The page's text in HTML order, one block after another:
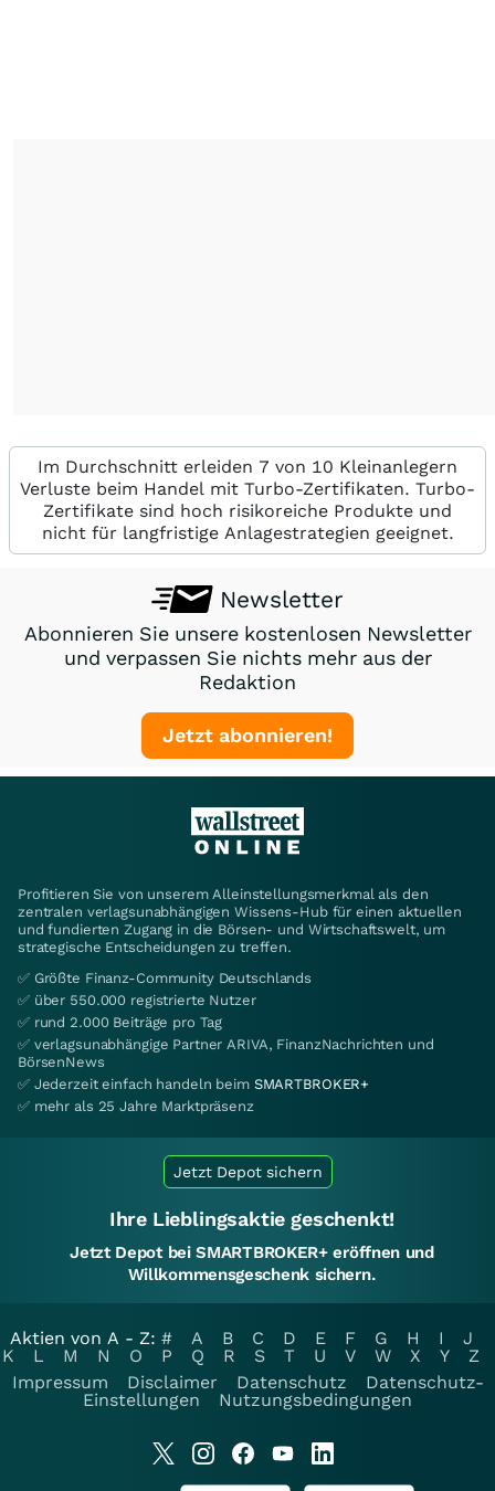
Im Durchschnitt erleiden 7 von 10 Kleinanlegern
Verluste beim Handel mit Turbo-Zertifikaten. Turbo-
Zertifikate sind hoch risikoreiche Produkte und
nicht für langfristige Anlagestrategien geeignet.
Newsletter
Abonnieren Sie unsere kostenlosen Newsletter
und verpassen Sie nichts mehr aus der
Redaktion
Jetzt abonnieren!
Profitieren Sie von unserem Alleinstellungsmerkmal als den
zentralen verlagsunabhängigen Wissens-Hub für einen aktuellen
und fundierten Zugang in die Börsen- und Wirtschaftswelt, um
strategische Entscheidungen zu treffen.
✅ Größte Finanz-Community Deutschlands
✅ über 550.000 registrierte Nutzer
✅ rund 2.000 Beiträge pro Tag
✅ verlagsunabhängige Partner ARIVA, FinanzNachrichten und
BörsenNews
✅ Jederzeit einfach handeln beim SMARTBROKER+
✅ mehr als 25 Jahre Marktpräsenz
Jetzt Depot sichern
Ihre Lieblingsaktie geschenkt!
Jetzt Depot bei SMARTBROKER+ eröffnen und
Willkommensgeschenk sichern.
Aktien von A - Z: # A B C D E F G H I
J
K
L M N O P Q R S T U V W X Y
Z
Impressum
Disclaimer Datenschutz
Datenschutz-
Einstellungen
Nutzungsbedingungen